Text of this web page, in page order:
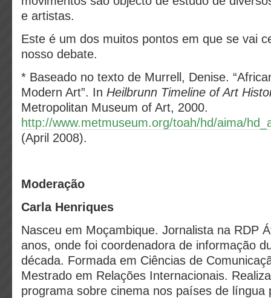
e artistas.
Este é um dos muitos pontos em que se vai
nosso debate.
* Baseado no texto de Murrell, Denise.
Modern Art”. In Heilbrunn Timeline of Art
Metropolitan Museum of Art, 2000.
http://www.metmuseum.org/toah/hd/aima/
(April 2008).
Moderação
Carla Henriques
Nasceu em Moçambique. Jornalista na RDP
anos, onde foi coordenadora de informação
década. Formada em Ciências de
Mestrado em Relações Internacionais.
programa sobre cinema nos países de língua